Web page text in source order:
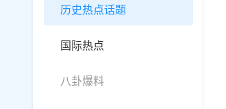
历史热点话题
国际热点
八卦爆料